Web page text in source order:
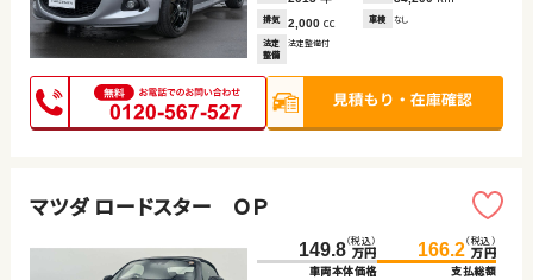
排気 2,000 cc 車検 なし
法定
整備
法定整備付
マツダ ロードスター ＯＰ
149.8（税込）
万円
車両本体価格
166.2（税込）
万円
支払総額